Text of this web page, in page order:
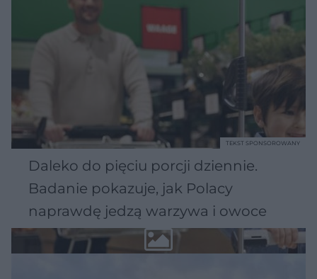
Daleko do pięciu porcji dziennie.
Badanie pokazuje, jak Polacy
naprawdę jedzą warzywa i owoce
TEKST SPONSOROWANY